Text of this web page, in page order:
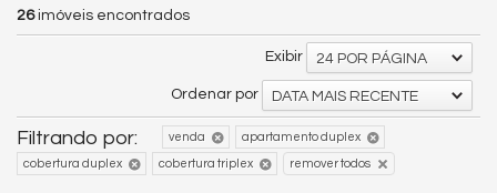
26imóveis encontrados
Exibir 24 POR PÁGINA
Ordenar por DATA MAIS RECENTE
Filtrando por: venda apartamento duplex
cobertura duplex cobertura triplex remover todos